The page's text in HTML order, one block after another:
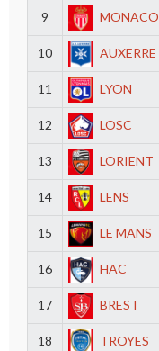
9 MONACO
10 AUXERRE
11 LYON
12 LOSC
13 LORIENT
14 LENS
15 LE MANS
16 HAC
17 BREST
18 TROYES